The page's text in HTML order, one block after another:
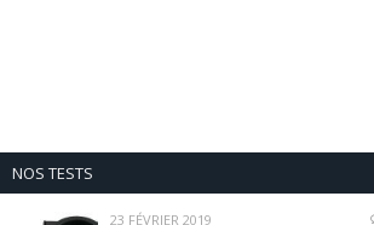
NOS TESTS
23 FÉVRIER 2019